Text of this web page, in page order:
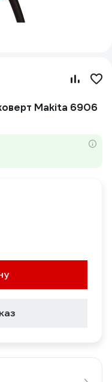
Makita 6906